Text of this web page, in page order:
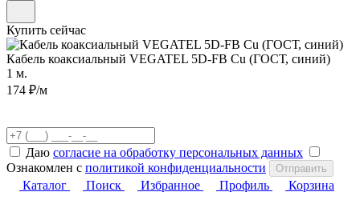
Купить сейчас
Кабель коаксиальный VEGATEL 5D-FB Cu (ГОСТ, синий)
1 м.
174 ₽/м
Даю согласие на обработку персональных данных
Ознакомлен с политикой конфиденциальности Отправить
Каталог Поиск Избранное Профиль Корзина